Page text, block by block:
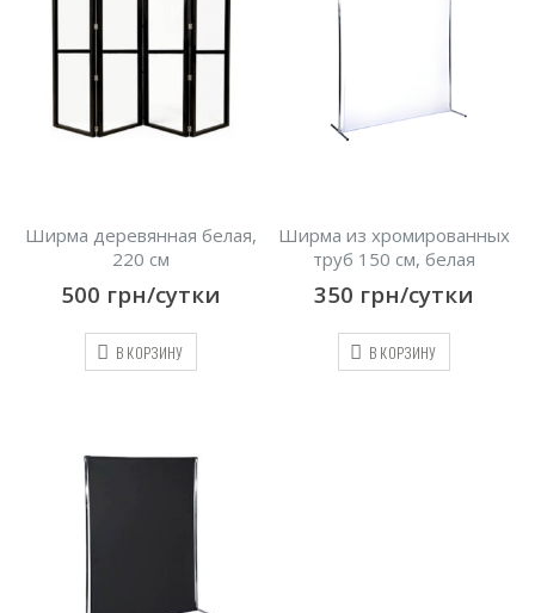
Ширма деревянная белая,
220 см
500 грн/сутки
В КОРЗИНУ
Ширма из хромированных
труб 150 см, белая
350 грн/сутки
В КОРЗИНУ